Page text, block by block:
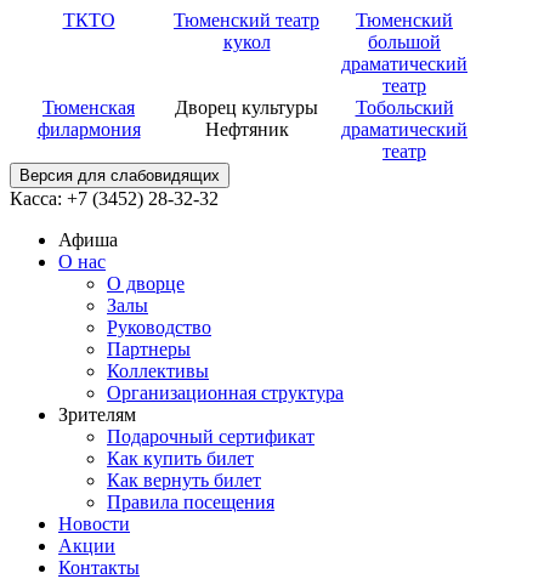
ТКТО
Тюменский театр
кукол
Тюменский
большой
драматический
театр
Тюменская
филармония
Дворец культуры
Нефтяник
Тобольский
драматический
театр
Версия для слабовидящих
Касса: +7 (3452) 28-32-32
Афиша
О нас
О дворце
Залы
Руководство
Партнеры
Коллективы
Организационная структура
Зрителям
Подарочный сертификат
Как купить билет
Как вернуть билет
Правила посещения
Новости
Акции
Контакты